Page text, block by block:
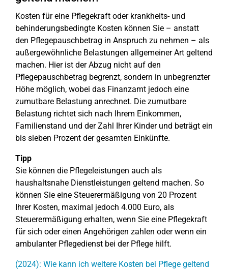
Kosten für eine Pflegekraft oder krankheits- und
behinderungsbedingte Kosten können Sie – anstatt
den Pflegepauschbetrag in Anspruch zu nehmen – als
außergewöhnliche Belastungen allgemeiner Art geltend
machen. Hier ist der Abzug nicht auf den
Pflegepauschbetrag begrenzt, sondern in unbegrenzter
Höhe möglich, wobei das Finanzamt jedoch eine
zumutbare Belastung anrechnet. Die zumutbare
Belastung richtet sich nach Ihrem Einkommen,
Familienstand und der Zahl Ihrer Kinder und beträgt ein
bis sieben Prozent der gesamten Einkünfte.
Tipp
Sie können die Pflegeleistungen auch als
haushaltsnahe Dienstleistungen geltend machen. So
können Sie eine Steuerermäßigung von 20 Prozent
Ihrer Kosten, maximal jedoch 4.000 Euro, als
Steuerermäßigung erhalten, wenn Sie eine Pflegekraft
für sich oder einen Angehörigen zahlen oder wenn ein
ambulanter Pflegedienst bei der Pflege hilft.
(2024): Wie kann ich weitere Kosten bei Pflege geltend